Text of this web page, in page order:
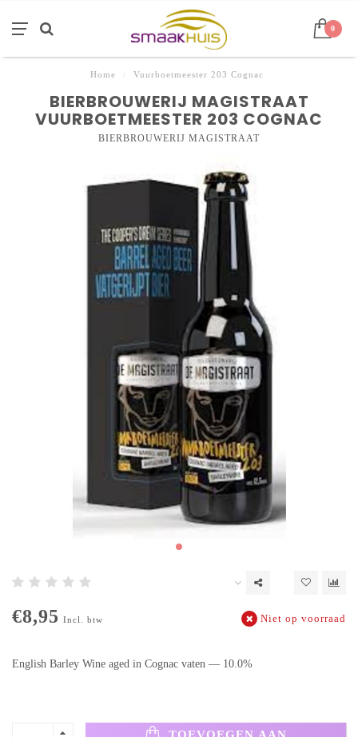
0
Home Vuurboetmeester 203 Cognac
BIERBROUWERIJ MAGISTRAAT
VUURBOETMEESTER 203 COGNAC
BIERBROUWERIJ MAGISTRAAT
€8,95 Incl. btw Niet op voorraad
English Barley Wine aged in Cognac vaten — 10.0%